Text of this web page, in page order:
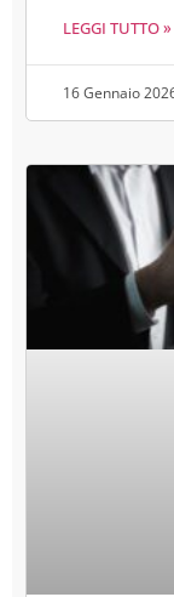
LEGGI TUTTO »
16 Gennaio